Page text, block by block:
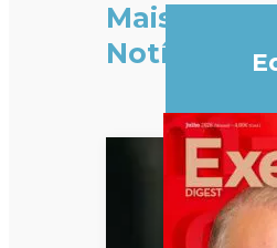
Mais
Notícias